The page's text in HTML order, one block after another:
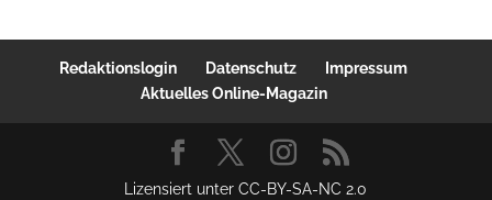
Redaktionslogin Datenschutz
Impressum
Aktuelles Online-Magazin
Lizensiert unter CC-BY-SA-NC 2.0